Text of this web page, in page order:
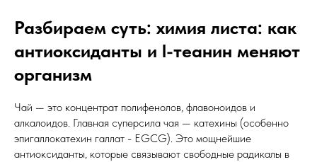
Разбираем суть: химия листа: как
антиоксиданты и l-теанин меняют
организм
Чай — это концентрат полифенолов, флавоноидов и
алкалоидов. Главная суперсила чая — катехины (особенно
эпигаллокатехин галлат - EGCG). Это мощнейшие
антиоксиданты, которые связывают свободные радикалы в